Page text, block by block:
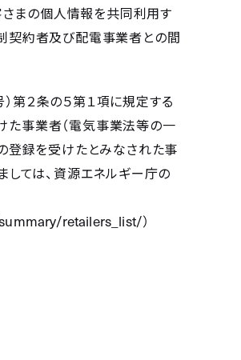
まの個人情報を共同利用す
契約者及び配電事業者との間
第２条の５第１項に規定する
事業者（電気事業法等の一
登録を受けたとみなされた事
しては、資源エネルギー庁の
retailers_list/）